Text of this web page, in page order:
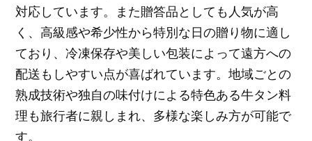
対応しています。また贈答品としても人気が高
く、高級感や希少性から特別な日の贈り物に適し
ており、冷凍保存や美しい包装によって遠方への
配送もしやすい点が喜ばれています。地域ごとの
熟成技術や独自の味付けによる特色ある牛タン料
理も旅行者に親しまれ、多様な楽しみ方が可能で
す。